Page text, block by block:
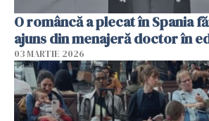
O româncă a plecat în Spania
ajuns din menajeră doctor în
03 MARTIE 2026